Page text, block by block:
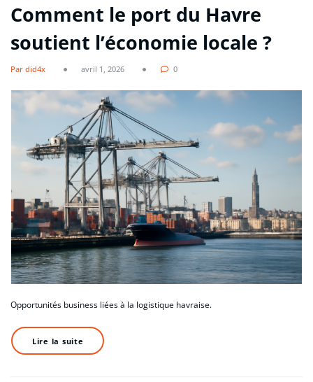
Comment le port du Havre
soutient l’économie locale ?
Par did4x avril 1, 2026 0
Opportunités business liées à la logistique havraise.
Lire la suite